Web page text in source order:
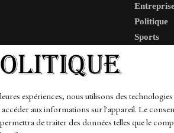
expériences, nous utilisons des technologies
aux informations sur l'appareil. Le
de traiter des données telles que le
Politique
Sports